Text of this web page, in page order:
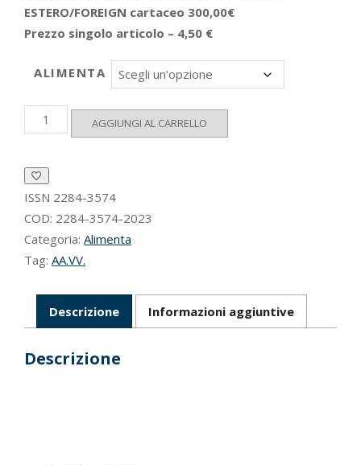
ESTERO/FOREIGN cartaceo 300,00€
Prezzo singolo articolo – 4,50 €
ALIMENTA
Alimenta
2023
AGGIUNGI AL CARRELLO
ISSN 2284-3574
COD: 2284-3574-2023
Categoria: Alimenta
Tag: AA.VV.
Descrizione Informazioni aggiuntive
Descrizione